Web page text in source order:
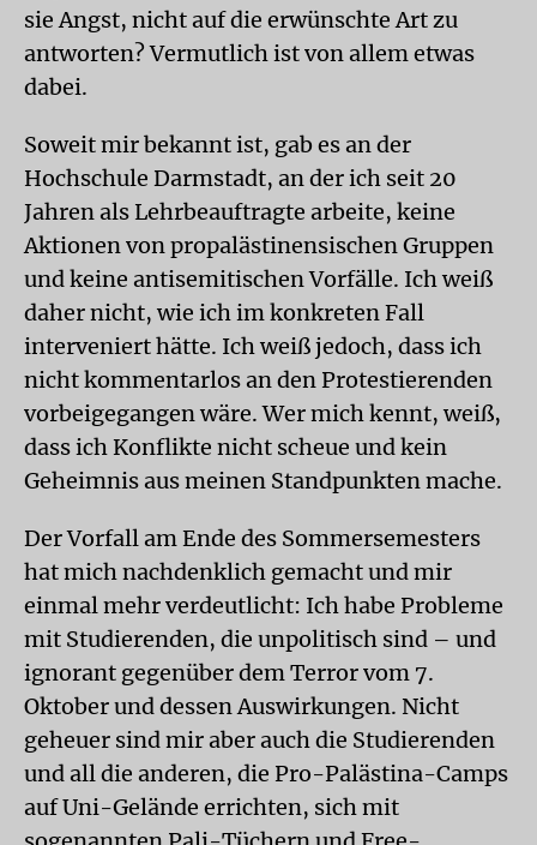
sie Angst, nicht auf die erwünschte Art zu
antworten? Vermutlich ist von allem etwas
dabei.
Soweit mir bekannt ist, gab es an der
Hochschule Darmstadt, an der ich seit 20
Jahren als Lehrbeauftragte arbeite, keine
Aktionen von propalästinensischen Gruppen
und keine antisemitischen Vorfälle. Ich weiß
daher nicht, wie ich im konkreten Fall
interveniert hätte. Ich weiß jedoch, dass ich
nicht kommentarlos an den Protestierenden
vorbeigegangen wäre. Wer mich kennt, weiß,
dass ich Konflikte nicht scheue und kein
Geheimnis aus meinen Standpunkten mache.
Der Vorfall am Ende des Sommersemesters
hat mich nachdenklich gemacht und mir
einmal mehr verdeutlicht: Ich habe Probleme
mit Studierenden, die unpolitisch sind – und
ignorant gegenüber dem Terror vom 7.
Oktober und dessen Auswirkungen. Nicht
geheuer sind mir aber auch die Studierenden
und all die anderen, die Pro-Palästina-Camps
auf Uni-Gelände errichten, sich mit